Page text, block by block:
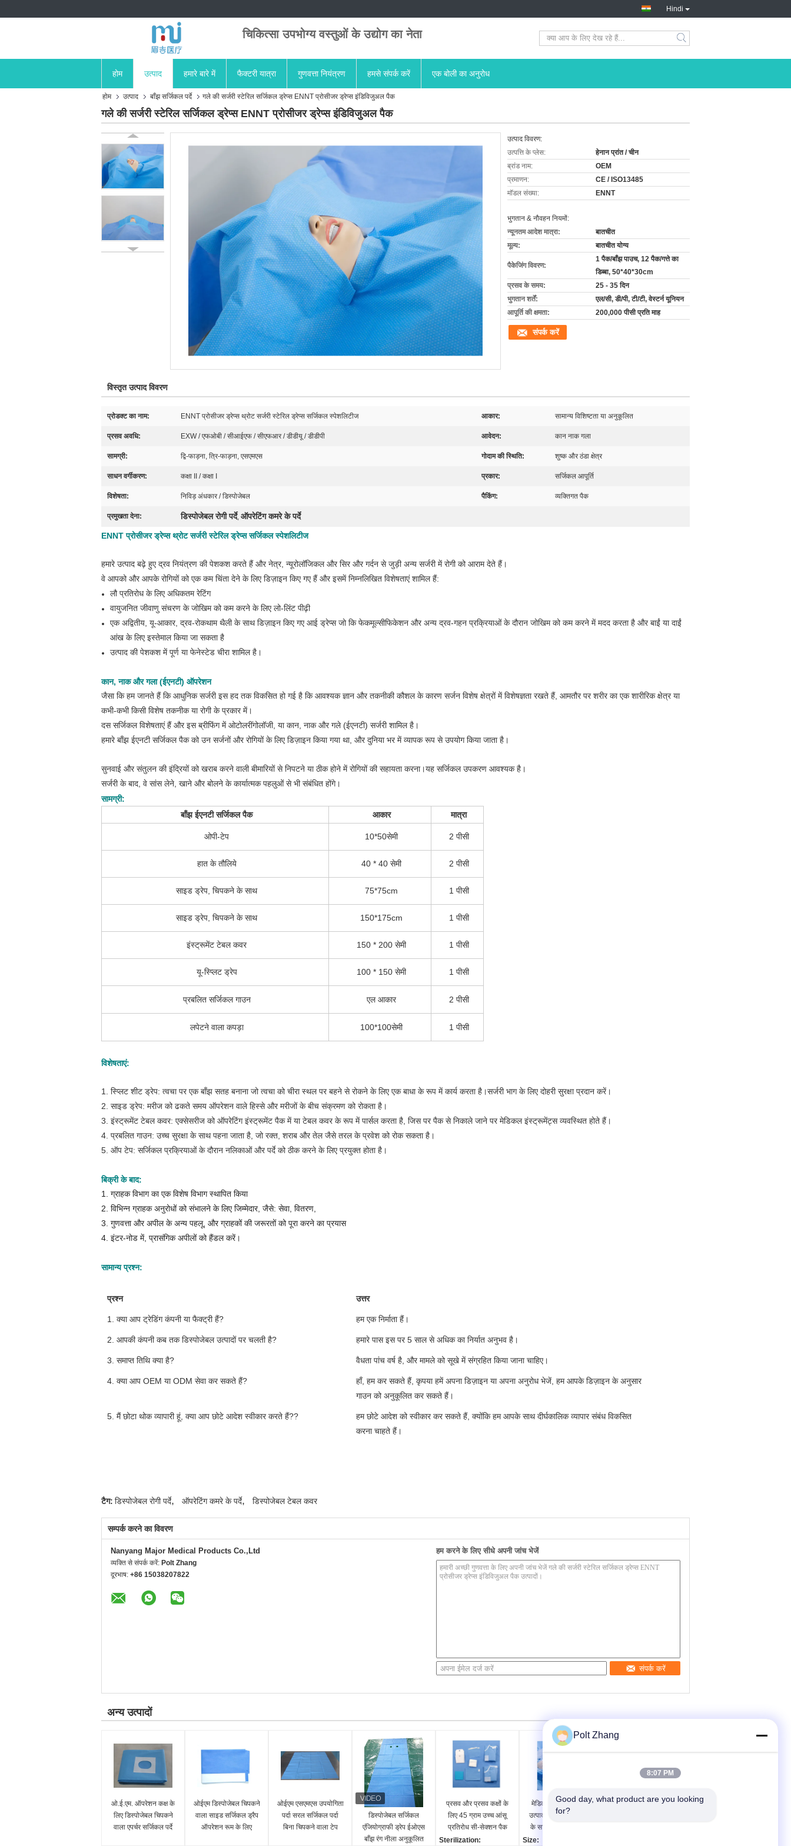
Hindi
चिकित्सा उपभोग्य वस्तुओं के उद्योग का नेता
होम उत्पाद हमारे बारे में फैक्टरी यात्रा गुणवत्ता नियंत्रण हमसे संपर्क करें एक बोली का अनुरोध
होम उत्पाद बाँझ सर्जिकल पर्दे गले की सर्जरी स्टेरिल सर्जिकल ड्रेप्स ENNT प्रोसीजर ड्रेप्स इंडिविजुअल पैक
गले की सर्जरी स्टेरिल सर्जिकल ड्रेप्स ENNT प्रोसीजर ड्रेप्स इंडिविजुअल पैक
उत्पाद विवरण:
उत्पत्ति के प्लेस:
हेनान प्रांत / चीन
ब्रांड नाम:
OEM
प्रमाणन:
CE / ISO13485
मॉडल संख्या:
ENNT
भुगतान & नौवहन नियमों:
न्यूनतम आदेश मात्रा:
बातचीत
मूल्य:
बातचीत योग्य
पैकेजिंग विवरण:
1 पैक/बाँझ पाउच, 12 पैक/गत्ते का
डिब्बा, 50*40*30cm
प्रसव के समय:
25 - 35 दिन
भुगतान शर्तें:
एल/सी, डी/पी, टी/टी, वेस्टर्न यूनियन
आपूर्ति की क्षमता:
200,000 पीसी प्रति माह
संपर्क करें
विस्तृत उत्पाद विवरण
प्रोडक्ट का नाम: ENNT प्रोसीजर ड्रेप्स थ्रोट सर्जरी स्टेरिल ड्रेप्स सर्जिकल स्पेशलिटीज आकार: सामान्य विशिष्टता या अनुकूलित
प्रसव अवधि: EXW / एफओबी / सीआईएफ / सीएफआर / डीडीयू / डीडीपी आवेदन: कान नाक गला
सामग्री: द्वि-फाड़ना, त्रि-फाड़ना, एसएमएस गोदाम की स्थिति: शुष्क और ठंडा क्षेत्र
साधन वर्गीकरण: कक्षा II / कक्षा I प्रकार: सर्जिकल आपूर्ति
विशेषता: निविड़ अंधकार / डिस्पोजेबल पैकिंग: व्यक्तिगत पैक
प्रमुखता देना: डिस्पोजेबल रोगी पर्दे, ऑपरेटिंग कमरे के पर्दे
ENNT प्रोसीजर ड्रेप्स थ्रोट सर्जरी स्टेरिल ड्रेप्स सर्जिकल स्पेशलिटीज
हमारे उत्पाद बढ़े हुए द्रव नियंत्रण की पेशकश करते हैं और नेत्र, न्यूरोलॉजिकल और सिर और गर्दन से जुड़ी अन्य सर्जरी में रोगी को आराम देते हैं।
वे आपको और आपके रोगियों को एक कम चिंता देने के लिए डिज़ाइन किए गए हैं और इसमें निम्नलिखित विशेषताएं शामिल हैं:
लौ प्रतिरोध के लिए अधिकतम रेटिंग
वायुजनित जीवाणु संचरण के जोखिम को कम करने के लिए लो-लिंट पीढ़ी
एक अद्वितीय, यू-आकार, द्रव-रोकथाम थैली के साथ डिज़ाइन किए गए आई ड्रेप्स जो कि फेकमूल्सीफिकेशन और अन्य द्रव-गहन प्रक्रियाओं के दौरान जोखिम को कम करने में मदद करता है और बाईं या दाईं
आंख के लिए इस्तेमाल किया जा सकता है
उत्पाद की पेशकश में पूर्ण या फेनेस्टेड चीरा शामिल है।
कान, नाक और गला (ईएनटी) ऑपरेशन
जैसा कि हम जानते हैं कि आधुनिक सर्जरी इस हद तक विकसित हो गई है कि आवश्यक ज्ञान और तकनीकी कौशल के कारण सर्जन विशेष क्षेत्रों में विशेषज्ञता रखते हैं, आमतौर पर शरीर का एक शारीरिक क्षेत्र या
कभी-कभी किसी विशेष तकनीक या रोगी के प्रकार में।
दस सर्जिकल विशेषताएं हैं और इस ब्रीफिंग में ओटोलरींगोलॉजी, या कान, नाक और गले (ईएनटी) सर्जरी शामिल है।
हमारे बाँझ ईएनटी सर्जिकल पैक को उन सर्जनों और रोगियों के लिए डिज़ाइन किया गया था, और दुनिया भर में व्यापक रूप से उपयोग किया जाता है।
सुनवाई और संतुलन की इंद्रियों को खराब करने वाली बीमारियों से निपटने या ठीक होने में रोगियों की सहायता करना।यह सर्जिकल उपकरण आवश्यक है।
सर्जरी के बाद, वे सांस लेने, खाने और बोलने के कार्यात्मक पहलुओं से भी संबंधित होंगे।
सामग्री:
बाँझ ईएनटी सर्जिकल पैक
आकार मात्रा
ओपी-टेप 10*50सेमी 2 पीसी
हात के तौलिये 40 * 40 सेमी 2 पीसी
साइड ड्रेप, चिपकने के साथ 75*75cm 1 पीसी
साइड ड्रेप, चिपकने के साथ 150*175cm 1 पीसी
इंस्ट्रूमेंट टेबल कवर 150 * 200 सेमी 1 पीसी
यू-स्प्लिट ड्रेप 100 * 150 सेमी 1 पीसी
प्रबलित सर्जिकल गाउन एल आकार 2 पीसी
लपेटने वाला कपड़ा 100*100सेमी 1 पीसी
विशेषताएं:
1. स्प्लिट शीट ड्रेप: त्वचा पर एक बाँझ सतह बनाना जो त्वचा को चीरा स्थल पर बहने से रोकने के लिए एक बाधा के रूप में कार्य करता है।सर्जरी भाग के लिए दोहरी सुरक्षा प्रदान करें।
2. साइड ड्रेप: मरीज को ढकते समय ऑपरेशन वाले हिस्से और मरीजों के बीच संक्रमण को रोकता है।
3. इंस्ट्रूमेंट टेबल कवर: एक्सेसरीज को ऑपरेटिंग इंस्ट्रूमेंट पैक में या टेबल कवर के रूप में पार्सल करता है, जिस पर पैक से निकाले जाने पर मेडिकल इंस्ट्रूमेंट्स व्यवस्थित होते हैं।
4. प्रबलित गाउन: उच्च सुरक्षा के साथ पहना जाता है, जो रक्त, शराब और तेल जैसे तरल के प्रवेश को रोक सकता है।
5. ऑप टेप: सर्जिकल प्रक्रियाओं के दौरान नलिकाओं और पर्दे को ठीक करने के लिए प्रयुक्त होता है।
बिक्री के बाद:
1. ग्राहक विभाग का एक विशेष विभाग स्थापित किया
2. विभिन्न ग्राहक अनुरोधों को संभालने के लिए जिम्मेदार, जैसे: सेवा, वितरण,
3. गुणवत्ता और अपील के अन्य पहलू, और ग्राहकों की जरूरतों को पूरा करने का प्रयास
4. इंटर-नोड में, प्रासंगिक अपीलों को हैंडल करें।
सामान्य प्रश्न:
प्रश्न उत्तर
1. क्या आप ट्रेडिंग कंपनी या फैक्ट्री हैं? हम एक निर्माता हैं।
2. आपकी कंपनी कब तक डिस्पोजेबल उत्पादों पर चलती है? हमारे पास इस पर 5 साल से अधिक का निर्यात अनुभव है।
3. समाप्त तिथि क्या है? वैधता पांच वर्ष है, और मामले को सूखे में संग्रहित किया जाना चाहिए।
4. क्या आप OEM या ODM सेवा कर सकते हैं?
हाँ, हम कर सकते हैं, कृपया हमें अपना डिज़ाइन या अपना अनुरोध भेजें, हम आपके डिज़ाइन के अनुसार
गाउन को अनुकूलित कर सकते हैं।
5. मैं छोटा थोक व्यापारी हूं, क्या आप छोटे आदेश स्वीकार करते हैं??
हम छोटे आदेश को स्वीकार कर सकते हैं, क्योंकि हम आपके साथ दीर्घकालिक व्यापार संबंध विकसित
करना चाहते हैं।
टैग: डिस्पोजेबल रोगी पर्दे, ऑपरेटिंग कमरे के पर्दे, डिस्पोजेबल टेबल कवर
सम्पर्क करने का विवरण
Nanyang Major Medical Products Co.,Ltd
व्यक्ति से संपर्क करें: Polt Zhang
दूरभाष: +86 15038207822
हम करने के लिए सीधे अपनी जांच भेजें
संपर्क करें
अन्य उत्पादों
ओ.ई.एम. ऑपरेशन कक्ष के
लिए डिस्पोजेबल चिपकने
वाला एपर्चर सर्जिकल पर्दे
ओईएम डिस्पोजेबल चिपकने
वाला साइड सर्जिकल ड्रैप
ऑपरेशन रूम के लिए
ओईएम एसएमएस उपयोगिता
पर्दा सरल सर्जिकल पर्दा
बिना चिपकने वाला टेप
डिस्पोजेबल सर्जिकल
एंजियोग्राफी ड्रेप ईओएस
बाँझ रंग नीला अनुकूलित
प्रसव और प्रसव कक्षों के
लिए 45 ग्राम उच्च आंसू
प्रतिरोध सी-सेक्शन पैक
Sterilization:
मेडिकल पॉलिमर सामग्री
उत्पाद उच्च आंसू प्रतिरोध
के साथ बाँझ सर्जिकल पर्दे
Size:
वर्ग I उपकरण वर्गीकरण
Polt Zhang
8:07 PM
Good day, what product are you looking
for?